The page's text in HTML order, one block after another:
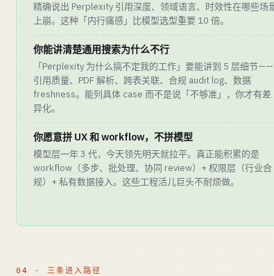
精确说出 Perplexity 引用深度、领域语言、时效性在哪些场
上崩。这种「内行痛感」比模型选型重要 10 倍。
你能讲清楚通用搜索为什么不行
「Perplexity 为什么搞不定我的工作」要能讲到 5 层细节——
引用质量、PDF 解析、跨表关联、合规 audit log、数据
freshness。能列具体 case 而不是说「不够准」，你才有差
异化。
你愿意拼 UX 和 workflow，不拼模型
模型层一年 3 代，今天领先明天就拉平。真正能积累的是
workflow（多步、批处理、协同 review）+ 权限层（行业合
规）+ 私有数据接入。这些工程活儿巨头不耐烦做。
04 · 三条进入路径